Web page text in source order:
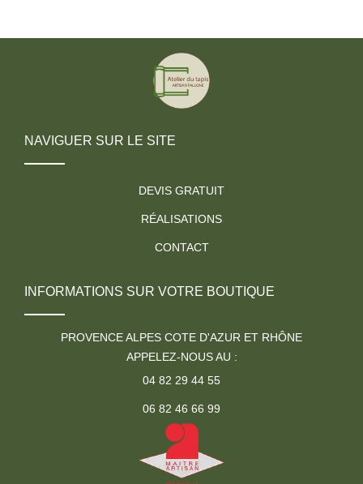
NAVIGUER SUR LE SITE
DEVIS GRATUIT
RÉALISATIONS
CONTACT
INFORMATIONS SUR VOTRE BOUTIQUE
PROVENCE ALPES COTE D'AZUR ET RHÔNE
APPELEZ-NOUS AU :
04 82 29 44 55
06 82 46 66 99